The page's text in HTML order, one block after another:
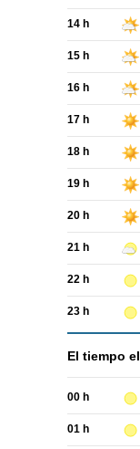
14 h
15 h
16 h
17 h
18 h
19 h
20 h
21 h
22 h
23 h
El tiempo el
00 h
01 h